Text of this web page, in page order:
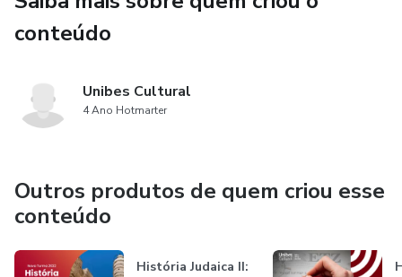
Aula das 17h30 às 18h30 :
Aula das 18h30 ás 19h30:
https://pay.hotmart.com/Q90908934H?off=3ezd0vjr
https://pay.hotmart.com/Q90908934H?off=op7nbrvd
conteúdo
Unibes Cultural
4 Ano Hotmarter
Outros produtos de quem criou esse
conteúdo
História Judaica II: